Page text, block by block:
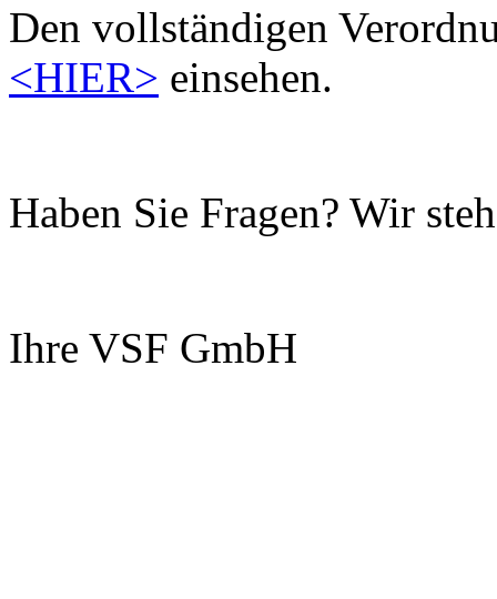
Den vollständigen
<HIER> einsehen.
Haben Sie Fragen? Wir
Ihre VSF GmbH